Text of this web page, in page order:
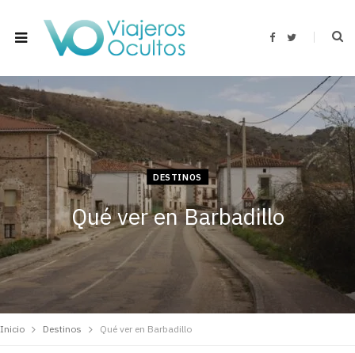
F
b
T
t
r
DESTINOS
Qué ver en Barbadillo
Inicio Destinos Qué ver en Barbadillo